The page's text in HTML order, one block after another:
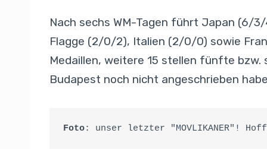
Nach sechs WM-Tagen führt Japan (6/
Flagge (2/0/2), Italien (2/0/0) sowie
Medaillen, weitere 15 stellen fünfte
Budapest noch nicht angeschrieben
Foto: unser letzter "MOVLIKANER"!